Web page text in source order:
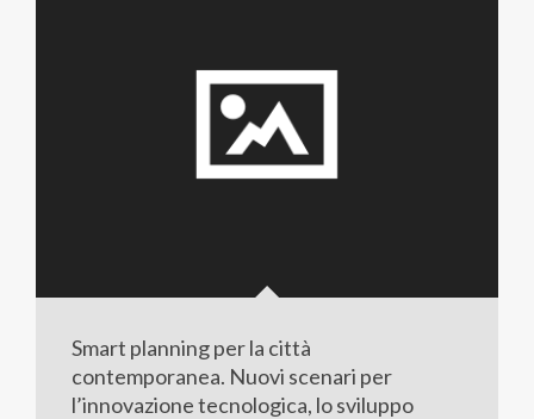
Smart planning per la città
contemporanea. Nuovi scenari per
l’innovazione tecnologica, lo sviluppo